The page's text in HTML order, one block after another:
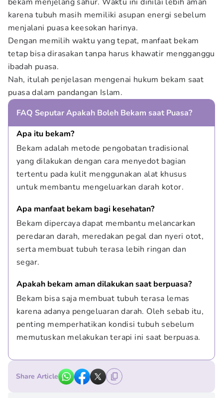
karena tubuh masih memiliki asupan energi sebelum
menjalani puasa keesokan harinya.
Dengan memilih waktu yang tepat, manfaat bekam
tetap bisa dirasakan tanpa harus khawatir mengganggu
ibadah puasa.
Nah, itulah penjelasan mengenai hukum bekam saat
puasa dalam pandangan Islam.
FAQ Seputar Apakah Boleh Bekam saat Puasa?
Apa itu bekam?
Bekam adalah metode pengobatan tradisional
yang dilakukan dengan cara menyedot bagian
tertentu pada kulit menggunakan alat khusus
untuk membantu mengeluarkan darah kotor.
Apa manfaat bekam bagi kesehatan?
Bekam dipercaya dapat membantu melancarkan
peredaran darah, meredakan pegal dan nyeri otot,
serta membuat tubuh terasa lebih ringan dan
segar.
Apakah bekam aman dilakukan saat berpuasa?
Bekam bisa saja membuat tubuh terasa lemas
karena adanya pengeluaran darah. Oleh sebab itu,
penting memperhatikan kondisi tubuh sebelum
memutuskan melakukan terapi ini saat berpuasa.
Share Article